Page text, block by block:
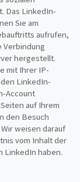
Das LinkedIn-
Sie am
aufrufen,
Verbindung
hergestellt.
mit Ihrer IP-
LinkedIn-
Account
auf Ihrem
den Besuch
weisen darauf
vom Inhalt der
LinkedIn haben.